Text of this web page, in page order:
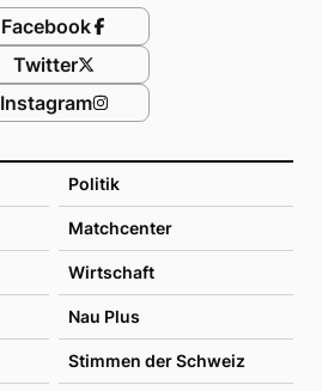
Politik
Matchcenter
Wirtschaft
Nau Plus
Stimmen der Schweiz
Facebook
Twitter
Instagram